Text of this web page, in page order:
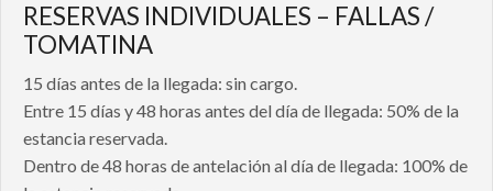
RESERVAS INDIVIDUALES – FALLAS /
TOMATINA
15 días antes de la llegada: sin cargo.
Entre 15 días y 48 horas antes del día de llegada: 50% de la
estancia reservada.
Dentro de 48 horas de antelación al día de llegada: 100% de